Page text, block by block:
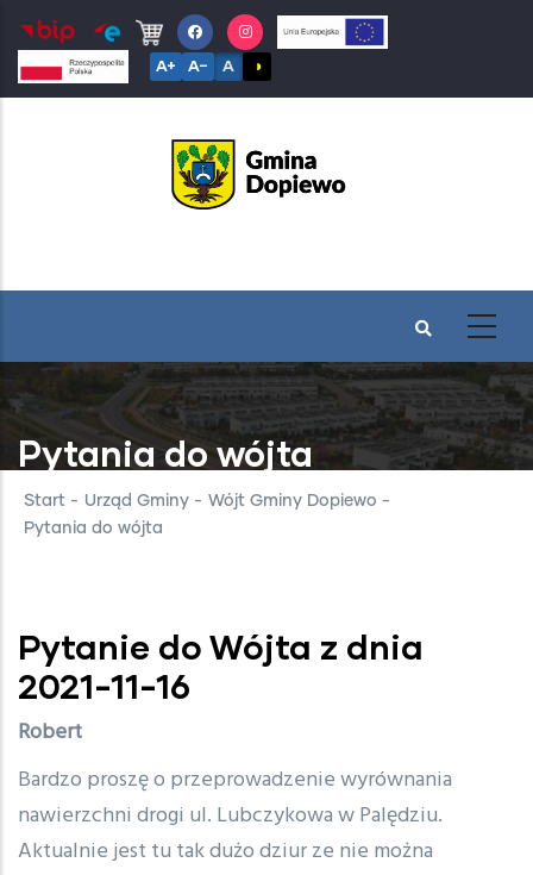
Przejdź
do
treści
A+ A− A ◑
Pytania do wójta
Start - Urząd Gminy - Wójt Gminy Dopiewo -
Pytania do wójta
Pytanie do Wójta z dnia
2021-11-16
Robert
Bardzo proszę o przeprowadzenie wyrównania
nawierzchni drogi ul. Lubczykowa w Palędziu.
Aktualnie jest tu tak dużo dziur ze nie można